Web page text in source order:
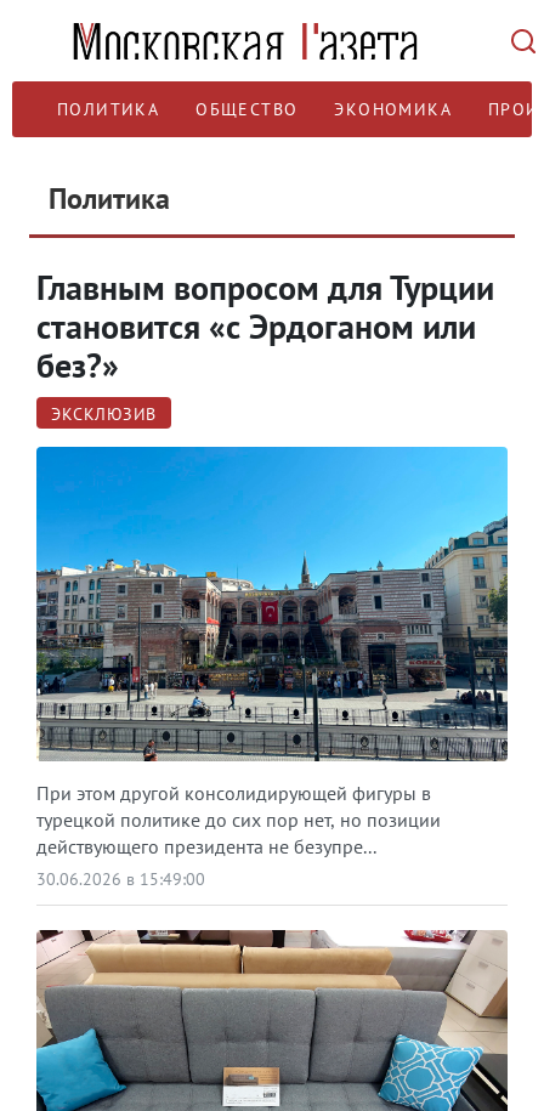
ПОЛИТИКА ОБЩЕСТВО ЭКОНОМИКА
Политика
Главным вопросом для Турции
становится «с Эрдоганом или
без?»
ЭКСКЛЮЗИВ
При этом другой консолидирующей фигуры в
турецкой политике до сих пор нет, но позиции
действующего президента не безупре...
30.06.2026 в 15:49:00